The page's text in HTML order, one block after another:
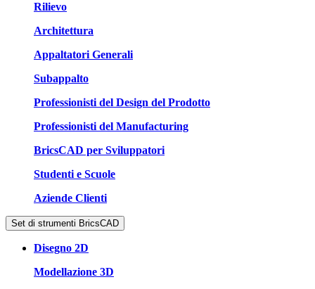
Rilievo
Architettura
Appaltatori Generali
Subappalto
Professionisti del Design del Prodotto
Professionisti del Manufacturing
BricsCAD per Sviluppatori
Studenti e Scuole
Aziende Clienti
Set di strumenti BricsCAD
Disegno 2D
Modellazione 3D